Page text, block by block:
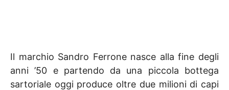
Il marchio Sandro Ferrone nasce alla fine degli
anni ’50 e partendo da una piccola bottega
sartoriale oggi produce oltre due milioni di capi